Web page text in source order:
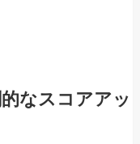
なスコアアッ